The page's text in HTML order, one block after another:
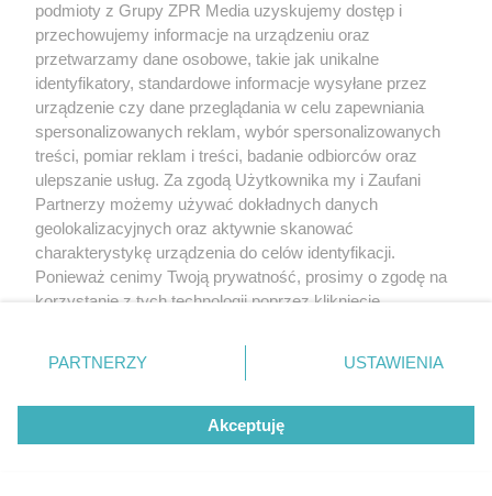
MUZYKA
"ESKA Hity na Czasie" – playlista,
5
podmioty z Grupy ZPR Media uzyskujemy dostęp i
przechowujemy informacje na urządzeniu oraz
przetwarzamy dane osobowe, takie jak unikalne
identyfikatory, standardowe informacje wysyłane przez
urządzenie czy dane przeglądania w celu zapewniania
spersonalizowanych reklam, wybór spersonalizowanych
treści, pomiar reklam i treści, badanie odbiorców oraz
ulepszanie usług. Za zgodą Użytkownika my i Zaufani
Partnerzy możemy używać dokładnych danych
geolokalizacyjnych oraz aktywnie skanować
charakterystykę urządzenia do celów identyfikacji.
Ponieważ cenimy Twoją prywatność, prosimy o zgodę na
korzystanie z tych technologii poprzez kliknięcie
zmienić/wycofać klikając przycisk ustawień prywatności
znajdujący się w lewym dolnym rogu strony
rodzaje przetwarzania danych nie wymagają zgody
użytkownika, ale masz prawo sprzeciwić się takiemu
przetwarzaniu. Preferencje będą miały zastosowanie tylko
PARTNERZY USTAWIENIA
Akceptuję